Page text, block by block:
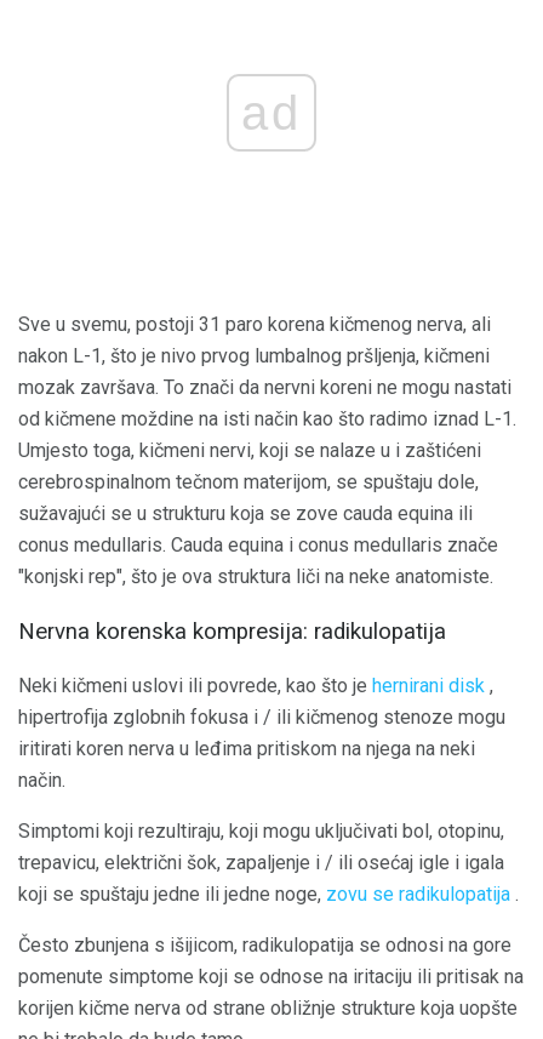
ad
Sve u svemu, postoji 31 ​​paro korena kičmenog nerva, ali
nakon L-1, što je nivo prvog lumbalnog pršljenja, kičmeni
mozak završava. To znači da nervni koreni ne mogu nastati
od kičmene moždine na isti način kao što radimo iznad L-1.
Umjesto toga, kičmeni nervi, koji se nalaze u i zaštićeni
cerebrospinalnom tečnom materijom, se spuštaju dole,
sužavajući se u strukturu koja se zove cauda equina ili
conus medullaris. Cauda equina i conus medullaris znače
"konjski rep", što je ova struktura liči na neke anatomiste.
Nervna korenska kompresija: radikulopatija
Neki kičmeni uslovi ili povrede, kao što je hernirani disk ,
hipertrofija zglobnih fokusa i / ili kičmenog stenoze mogu
iritirati koren nerva u leđima pritiskom na njega na neki
način.
Simptomi koji rezultiraju, koji mogu uključivati ​​bol, otopinu,
trepavicu, električni šok, zapaljenje i / ili osećaj igle i igala
koji se spuštaju jedne ili jedne noge, zovu se radikulopatija .
Često zbunjena s išijicom, radikulopatija se odnosi na gore
pomenute simptome koji se odnose na iritaciju ili pritisak na
korijen kičme nerva od strane obližnje strukture koja uopšte